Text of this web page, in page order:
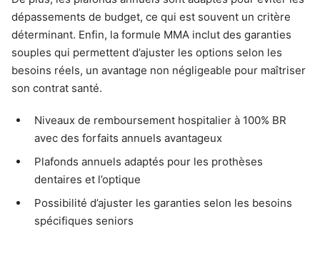
dépassements de budget, ce qui est souvent un critère
déterminant. Enfin, la formule MMA inclut des garanties
souples qui permettent d’ajuster les options selon les
besoins réels, un avantage non négligeable pour maîtriser
son contrat santé.
Niveaux de remboursement hospitalier à 100% BR
avec des forfaits annuels avantageux
Plafonds annuels adaptés pour les prothèses
dentaires et l’optique
Possibilité d’ajuster les garanties selon les besoins
spécifiques seniors